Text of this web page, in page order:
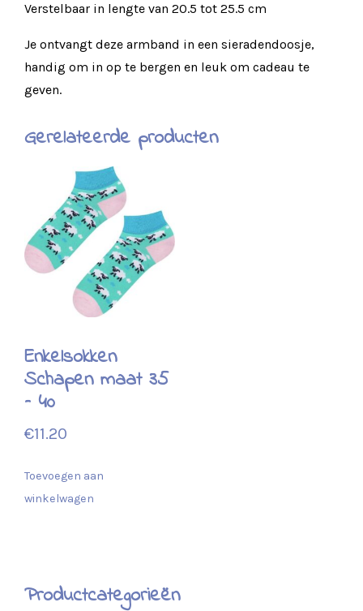
Verstelbaar in lengte van 20.5 tot 25.5 cm
Je ontvangt deze armband in een sieradendoosje,
handig om in op te bergen en leuk om cadeau te
geven.
Gerelateerde producten
Enkelsokken
Schapen maat 35
– 40
€11.20
Toevoegen aan
winkelwagen
Productcategorieën